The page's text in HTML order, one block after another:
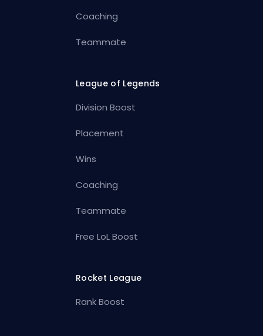
Coaching
Teammate
League of Legends
Division Boost
Placement
Wins
Coaching
Teammate
Free LoL Boost
Rocket League
Rank Boost